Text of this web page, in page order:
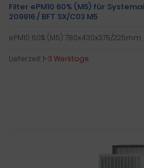
Filter ePM10 60% (M5) für
209916 / BFT SX/C03 M5
ePM10 60% (M5) 780x430x375/
Lieferzeit:1-3 Werktage